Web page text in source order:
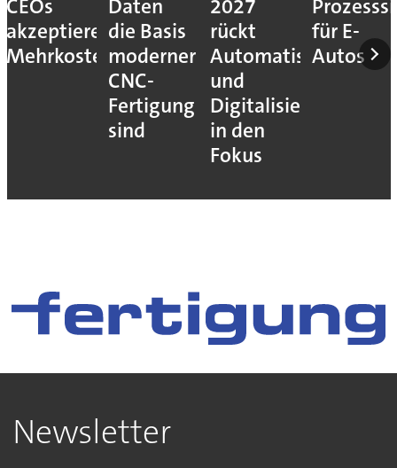
CEOs
akzeptieren
Mehrkosten
Daten
die Basis
moderner
CNC-
Fertigung
sind
2027
rückt
Automatisierung
und
Digitalisierung
in den
Fokus
für E-
Autos
Newsletter